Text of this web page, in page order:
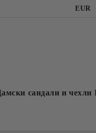
EUR
сандали и